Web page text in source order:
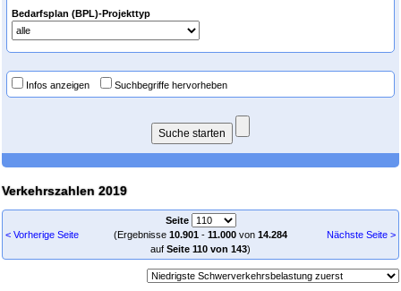
Bedarfsplan (BPL)-Projekttyp
Infos anzeigen Suchbegriffe hervorheben
Verkehrszahlen 2019
< Vorherige Seite
Seite
(Ergebnisse 10.901 - 11.000 von 14.284
auf Seite 110 von 143)
Nächste Seite >